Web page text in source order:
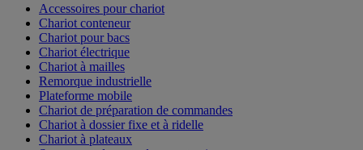
Accessoires pour chariot
Chariot conteneur
Chariot pour bacs
Chariot électrique
Chariot à mailles
Remorque industrielle
Plateforme mobile
Chariot de préparation de commandes
Chariot à dossier fixe et à ridelle
Chariot à plateaux